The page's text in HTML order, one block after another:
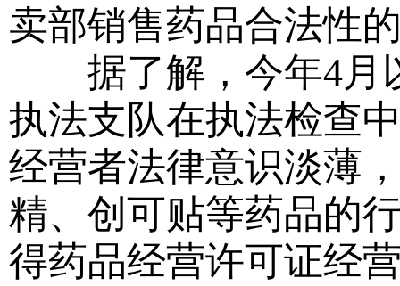
卖部销售药品合法性
据了解，今年4月
执法支队在执法检查
经营者法律意识淡薄
精、创可贴等药品的
得药品经营许可证经